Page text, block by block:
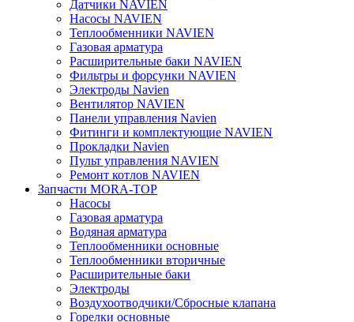
Датчики NAVIEN
Насосы NAVIEN
Теплообменники NAVIEN
Газовая арматура
Расширительные баки NAVIEN
Фильтры и форсунки NAVIEN
Электроды Navien
Вентилятор NAVIEN
Панели управления Navien
Фитинги и комплектующие NAVIEN
Прокладки Navien
Пульт управления NAVIEN
Ремонт котлов NAVIEN
Запчасти MORA-TOP
Насосы
Газовая арматура
Водяная арматура
Теплообменники основные
Теплообменники вторичные
Расширительные баки
Электроды
Воздухоотводчики/Сбросные клапана
Горелки основные